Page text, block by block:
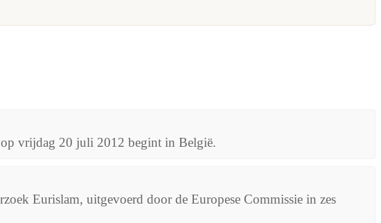
vrijdag 20 juli 2012 begint in België.
Eurislam, uitgevoerd door de Europese Commissie in zes